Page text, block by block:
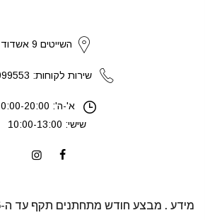
השייטים 9 אשדוד
שירות לקוחות: 089999553
א'-ה': 10:00-20:00
שישי: 10:00-13:00
מידע . מבצע חודש מתחתנים תקף עד ה-30.6.2026